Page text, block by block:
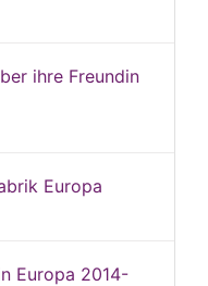
ihre Freundin
Europa
Europa 2014-